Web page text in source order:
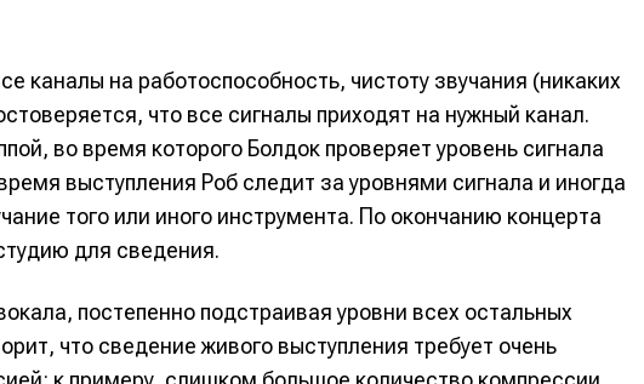
сможете общаться в комментариях, добавлять материалы в избранное и
всеми возможностями сайта.
Продолжить
сможете общаться в комментариях, добавлять материалы в избранное и
всеми возможностями сайта.
Продолжить
сможете общаться в комментариях, добавлять материалы в избранное и
всеми возможностями сайта.
Продолжить
Миксер
Источники информации
Профили специалистов
тут что-то будет
🎁 Бесплатные VST
📻 Выбираем оборудование
✨ Разбираемся в эффектах
Предложить новость
сможете общаться в комментариях, добавлять материалы в избранное и
всеми возможностями сайта.
Продолжить
Миксер
Источники информации
Профили специалистов
тут что-то будет
🎁 Бесплатные VST
📻 Выбираем оборудование
✨ Разбираемся в эффектах
Предложить новость
каналы на работоспособность, чистоту звучания (никаких
что все сигналы приходят на нужный канал.
во время которого Болдок проверяет уровень сигнала
выступления Роб следит за уровнями сигнала и иногда
того или иного инструмента. По окончанию концерта
для сведения.
постепенно подстраивая уровни всех остальных
что сведение живого выступления требует очень